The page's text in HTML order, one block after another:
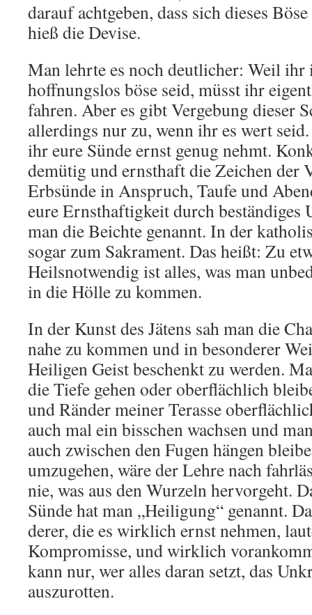
darauf achtgeben, dass sich dieses
hieß die Devise.
Man lehrte es noch deutlicher: Weil ihr
hoffnungslos böse seid, müsst ihr
fahren. Aber es gibt Vergebung dieser
allerdings nur zu, wenn ihr es wert
ihr eure Sünde ernst genug nehmt.
demütig und ernsthaft die Zeichen der
Erbsünde in Anspruch, Taufe und
eure Ernsthaftigkeit durch beständiges
man die Beichte genannt. In der
sogar zum Sakrament. Das heißt: Zu
Heilsnotwendig ist alles, was man
in die Hölle zu kommen.
In der Kunst des Jätens sah man die
nahe zu kommen und in besonderer
Heiligen Geist beschenkt zu werden.
die Tiefe gehen oder oberflächlich
und Ränder meiner Terasse
auch mal ein bisschen wachsen und
auch zwischen den Fugen hängen
umzugehen, wäre der Lehre nach
nie, was aus den Wurzeln hervorgeht.
Sünde hat man „Heiligung“ genannt.
derer, die es wirklich ernst nehmen,
Kompromisse, und wirklich
kann nur, wer alles daran setzt, das
auszurotten.